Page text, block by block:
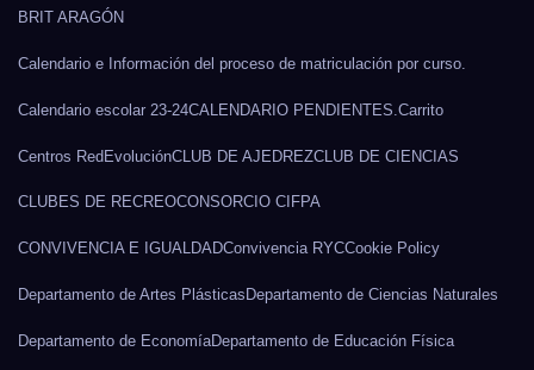
BRIT ARAGÓN
Calendario e Información del proceso de matriculación por curso.
Calendario escolar 23-24CALENDARIO PENDIENTES. Carrito
Centros RedEvoluciónCLUB DE AJEDREZCLUB DE CIENCIAS
CLUBES DE RECREOCONSORCIO CIFPA
CONVIVENCIA E IGUALDADConvivencia RYCCookie Policy
Departamento de Artes Plásticas Departamento de Ciencias Naturales
Departamento de EconomíaDepartamento de Educación Física